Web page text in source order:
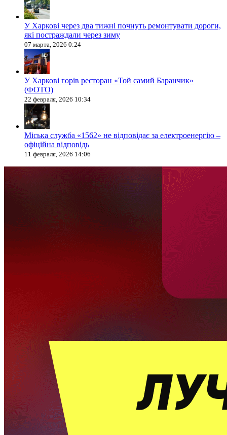
У Харкові через два тижні почнуть ремонтувати дороги,
які постраждали через зиму
07 марта, 2026 0:24
У Харкові горів ресторан «Той самий Баранчик»
(ФОТО)
22 февраля, 2026 10:34
Міська служба «1562» не відповідає за електроенергію –
офіційна відповідь
11 февраля, 2026 14:06